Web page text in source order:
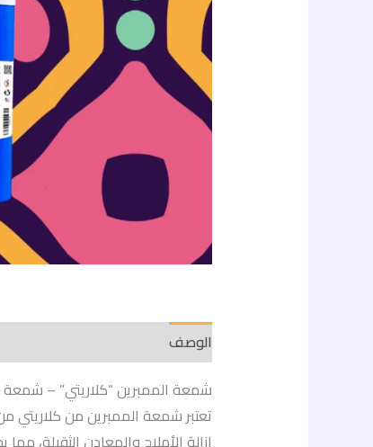
الأملاح
الوصف
شمعة الممبرين “كلاريتي” – شمعة
تعتبر شمعة الممبرين من كلاريتي